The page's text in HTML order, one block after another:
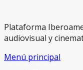
Plataforma
audiovisual y
Menú principal